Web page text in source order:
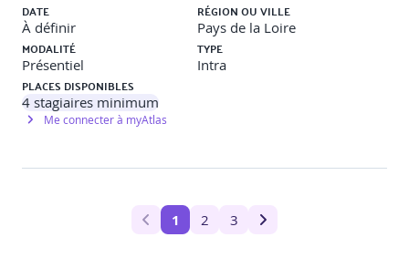
DATE
À définir
RÉGION OU VILLE
Pays de la Loire
MODALITÉ
Présentiel
TYPE
Intra
PLACES DISPONIBLES
4 stagiaires minimum
Me connecter à myAtlas
1 2 3